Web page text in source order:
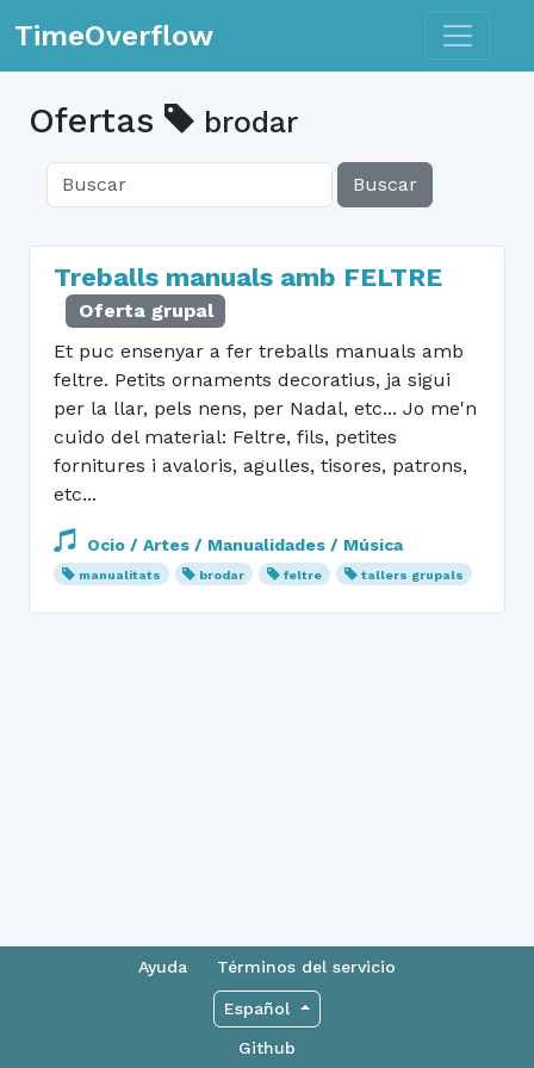
TimeOverflow Toggle
Ofertas brodar
Buscar
Treballs manuals amb FELTRE
Oferta grupal
Et puc ensenyar a fer treballs manuals amb
feltre. Petits ornaments decoratius, ja sigui
per la llar, pels nens, per Nadal, etc... Jo me'n
cuido del material: Feltre, fils, petites
fornitures i avaloris, agulles, tisores, patrons,
etc...
Ocio / Artes / Manualidades / Música
manualitats brodar feltre tallers grupals
Ayuda Términos del servicio
Español
Github